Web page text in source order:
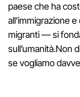
paese che ha
all’immigrazione
migranti — si
sull’umanità.Non
se vogliamo